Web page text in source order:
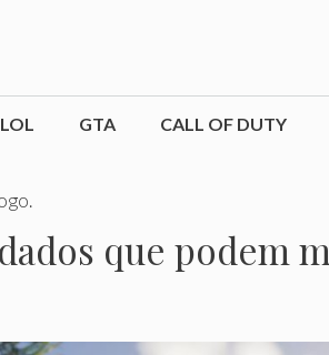
LOL GTA CALL OF DUTY
que podem